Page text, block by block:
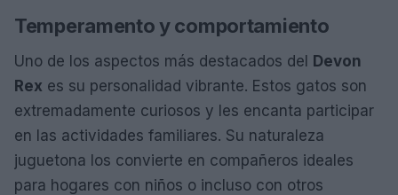
Temperamento y comportamiento
Uno de los aspectos más destacados del Devon
Rex es su personalidad vibrante. Estos gatos son
extremadamente curiosos y les encanta participar
en las actividades familiares. Su naturaleza
juguetona los convierte en compañeros ideales
para hogares con niños o incluso con otros